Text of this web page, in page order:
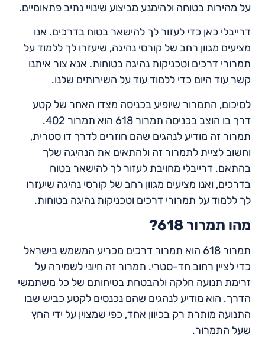
על מהירות בטוחה ולהימנע מביצוע שינויי נתיב פתאומיים.
דרייבלי כאן כדי לעזור לך להישאר בטוח בדרכים. אנו
מציעים מגוון רחב של קורסי נהיגה, שיעזרו לך ללמוד על
תמרורי דרכים וטכניקות נהיגה בטוחות. אנא צור איתנו
קשר עוד היום כדי ללמוד עוד על השירותים שלנו.
לסיכום, התמרור שיופיע בכניסה מצדו האחר של קטע
דרך בו הוצב בכניסה תמרור 618 הוא תמרור 402.
תמרור זה מודיע לנהגים שהם חוזרים לדרך דו סטרית,
וחשוב לציית לתמרור זה ולהתאים את הנהיגה שלך
בהתאם. דרייבלי מחויבת לעזור לך להישאר בטוח
בדרכים, ואנו מציעים מגוון רחב של קורסי נהיגה שיעזרו
לך ללמוד על תמרורי דרכים וטכניקות נהיגה בטוחות.
מהו תמרור 618?
תמרור 618 הוא תמרור דרכים מכריע המשמש בישראל
כדי לציין רחוב חד-סטרי. תמרור זה חיוני לשמירה על
זרימת תנועה חלקה ולהבטחת בטיחותם של כל משתמשי
הדרך. הוא מודיע לנהגים שהם נכנסים לקטע כביש שבו
התנועה מותרת רק בכיוון אחד, כפי שמצוין על ידי החץ
שעל התמרור.